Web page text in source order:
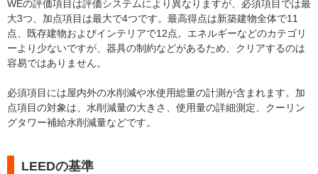
WEの評価項目は評価システムにより異なりますが、必須項目では最
大3つ、加点項目は最大で4つです。最高得点は新築建物全体で11
点、既存建物およびインテリアで12点。エネルギーなどのカテゴリ
ーより少ないですが、器具の制約などがあるため、クリアするのは
容易ではありません。
必須項目には屋内外の水削減や水使用総量の計測が含まれます。加
点項目の対象は、水削減量の大きさ、使用量の詳細測定、クーリン
グタワー補給水削減量などです。
LEEDの基準